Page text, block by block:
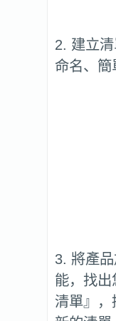
2. 建立
命名、
3. 將產
能，找
清單』